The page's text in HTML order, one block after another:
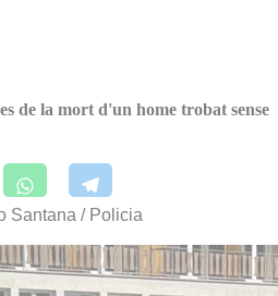
de la mort d'un home trobat sense
Santana / Policia